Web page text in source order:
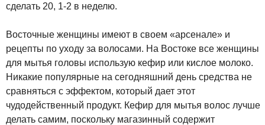
сделать 20, 1-2 в неделю.
Восточные женщины имеют в своем «арсенале» и
рецепты по уходу за волосами. На Востоке все женщины
для мытья головы использую кефир или кислое молоко.
Никакие популярные на сегодняшний день средства не
сравняться с эффектом, который дает этот
чудодейственный продукт. Кефир для мытья волос лучше
делать самим, поскольку магазинный содержит